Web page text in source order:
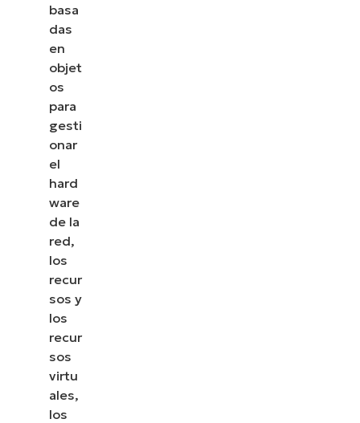
basa
das
en
objet
os
para
gesti
onar
el
hard
ware
de la
red,
los
recur
sos y
los
recur
sos
virtu
ales,
los